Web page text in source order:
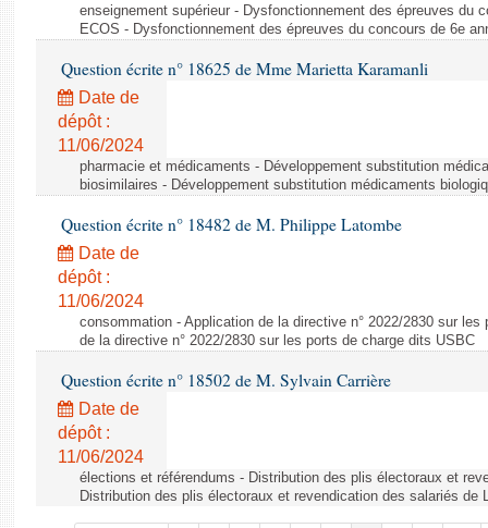
enseignement supérieur - Dysfonctionnement des épreuves du
ECOS - Dysfonctionnement des épreuves du concours de 6e
Question écrite n° 18625 de Mme Marietta Karamanli
Date de
dépôt :
11/06/2024
pharmacie et médicaments - Développement substitution
biosimilaires - Développement substitution médicaments
Question écrite n° 18482 de M. Philippe Latombe
Date de
dépôt :
11/06/2024
consommation - Application de la directive n° 2022/2830 sur
de la directive n° 2022/2830 sur les ports de charge dits USBC
Question écrite n° 18502 de M. Sylvain Carrière
Date de
dépôt :
11/06/2024
élections et référendums - Distribution des plis électoraux et
Distribution des plis électoraux et revendication des salariés de